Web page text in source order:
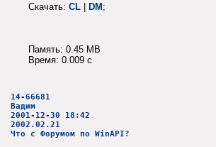
Скачать: CL | DM;
Память: 0.45 MB
Время: 0.009 c
14-66681
Вадим
2001-12-30 18:42
2002.02.21
Что с Форумом по WinAPI?